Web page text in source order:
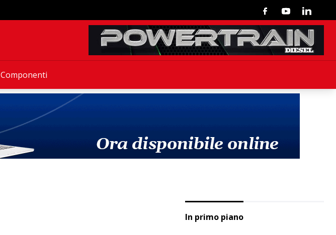
Componenti
FacebookYoutubeLinkedin
In primo piano